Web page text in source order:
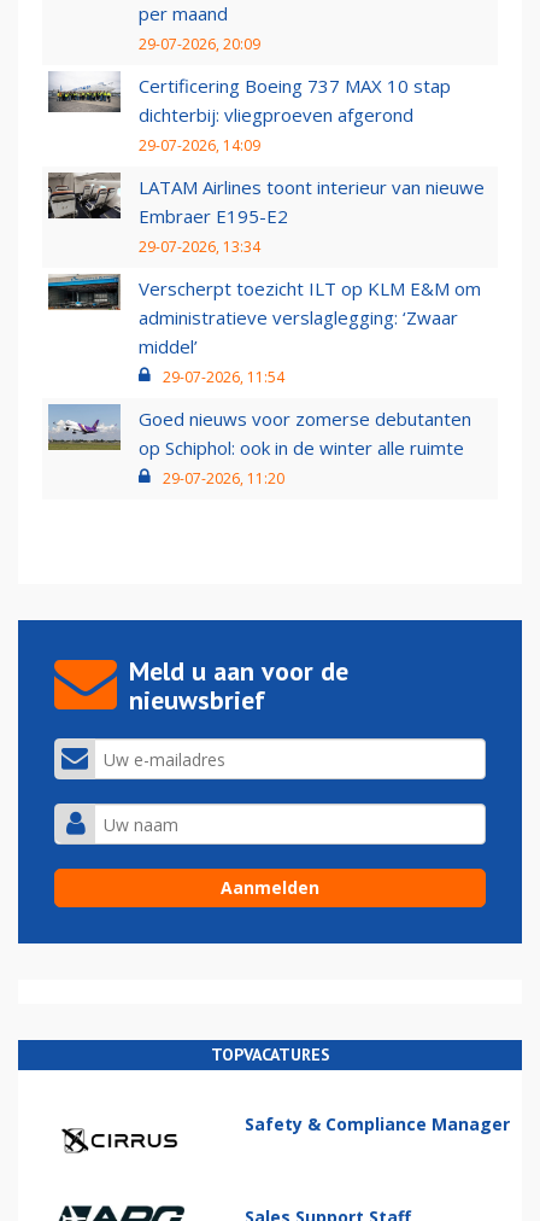
per maand
29-07-2026, 20:09
Certificering Boeing 737 MAX 10 stap
dichterbij: vliegproeven afgerond
29-07-2026, 14:09
LATAM Airlines toont interieur van nieuwe
Embraer E195-E2
29-07-2026, 13:34
Verscherpt toezicht ILT op KLM E&M om
administratieve verslaglegging: ‘Zwaar
middel’
29-07-2026, 11:54
Goed nieuws voor zomerse debutanten
op Schiphol: ook in de winter alle ruimte
29-07-2026, 11:20
Meld u aan voor de
nieuwsbrief
TOPVACATURES
Safety & Compliance Manager
Sales Support Staff